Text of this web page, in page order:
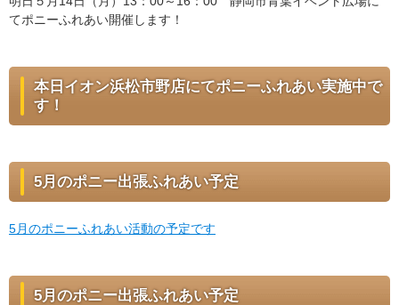
てポニーふれあい開催します！
本日イオン浜松市野店にてポニーふれあい実施中で
す！
5月のポニー出張ふれあい予定
5月のポニーふれあい活動の予定です
5月のポニー出張ふれあい予定